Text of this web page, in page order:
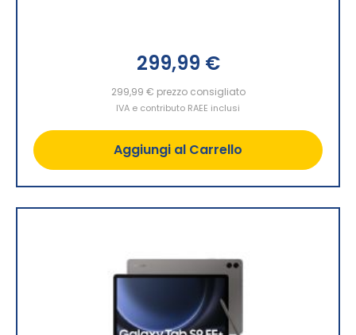
299,99 €
299,99 € prezzo consigliato
IVA e contributo RAEE inclusi
Aggiungi al Carrello